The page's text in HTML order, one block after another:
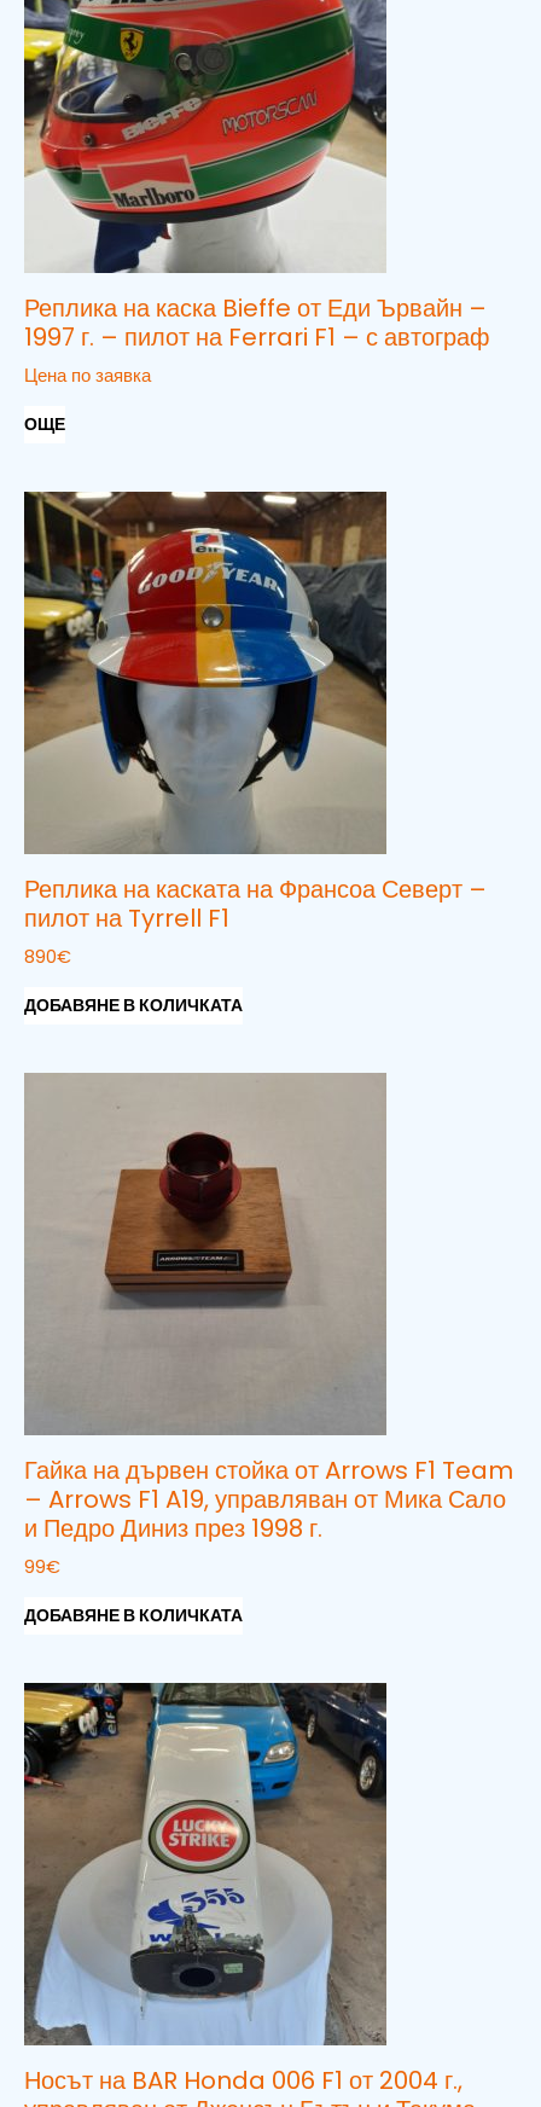
Реплика на каска Bieffe от Еди Ървайн –
1997 г. – пилот на Ferrari F1 – с автограф
Цена по заявка
ОЩЕ
Реплика на каската на Франсоа Северт –
пилот на Tyrrell F1
890€
ДОБАВЯНЕ В КОЛИЧКАТА
Гайка на дървен стойка от Arrows F1 Team
– Arrows F1 A19, управляван от Мика Сало
и Педро Диниз през 1998 г.
99€
ДОБАВЯНЕ В КОЛИЧКАТА
Носът на BAR Honda 006 F1 от 2004 г.,